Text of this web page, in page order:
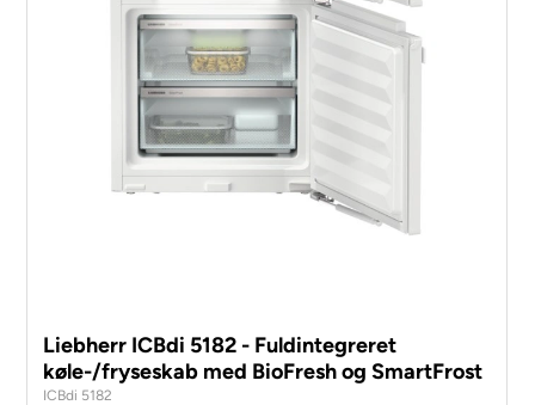
Liebherr ICBdi 5182 - Fuldintegreret
køle-/fryseskab med BioFresh og SmartFrost
ICBdi 5182